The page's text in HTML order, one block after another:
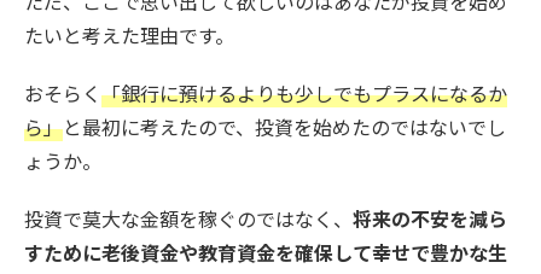
たいと考えた理由です。
おそらく 「銀行に預けるよりも少しでもプラスになるか
ら」と最初に考えたので、投資を始めたのではないでし
ょうか。
投資で莫大な金額を稼ぐのではなく、 将来の不安を減ら
すために老後資金や教育資金を確保して幸せで豊かな生